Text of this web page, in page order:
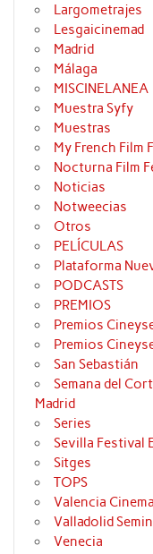
Largometrajes
Lesgaicinemad
Madrid
Málaga
MISCINELANEA
Muestra Syfy
Muestras
My French Film
Nocturna Film
Noticias
Notweecias
Otros
PELÍCULAS
Plataforma
PODCASTS
PREMIOS
Premios
Premios
San Sebastián
Semana del
Madrid
Series
Sevilla Festival
Sitges
TOPS
Valencia
Valladolid
Venecia